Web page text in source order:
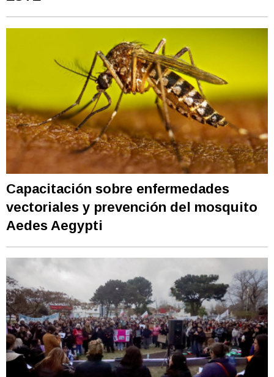
Capacitación sobre enfermedades
vectoriales y prevención del mosquito
Aedes Aegypti